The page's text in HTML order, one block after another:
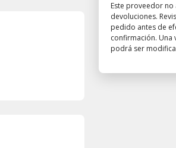
Este proveedor
devoluciones.
pedido antes de
confirmación. Una
podrá ser